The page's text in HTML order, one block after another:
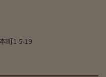
町1-5-19